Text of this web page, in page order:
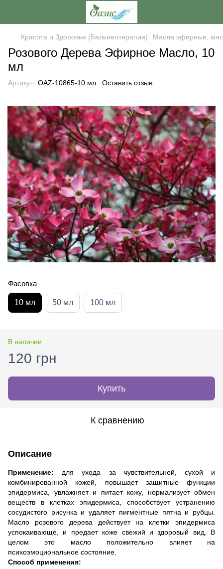
Красота и Здоровье (Бальнеотерапия) Масла эфирные,
Розового Дерева Эфирное Масло, 10
мл
Артикул: OAZ-10865-10 мл Оставить отзыв
Фасовка
10 мл 50 мл 100 мл
В наличии
120 грн
Купить
К сравнению
Описание
Применение: для ухода за чувствительной, сухой и
комбинированной кожей, повышает защитные функции
эпидермиса, увлажняет и питает кожу, нормализует обмен
веществ в клетках эпидермиса, способствует устранению
сосудистого рисунка и удаляет пигментные пятна и рубцы.
Масло розового дерева действует на клетки эпидермиса
успокаивающе, и предает коже свежий и здоровый вид. В
целом это масло положительно влияет на
психоэмоциональное состояние.
Способ применения: